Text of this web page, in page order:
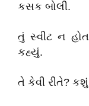
કસક બોલી.
તું સ્વીટ ન
કહ્યું.
તે કેવી રીતે?